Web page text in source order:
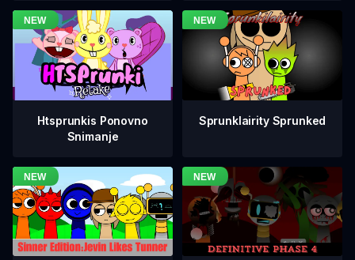
Htsprunkis Ponovno
Snimanje
Sprunklairity Sprunked